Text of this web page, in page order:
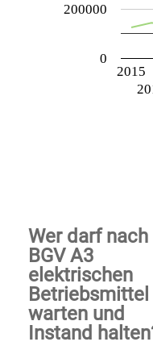
2015
0
200000
Wer darf nach
BGV A3
elektrischen
Betriebsmittel
warten und
Instand